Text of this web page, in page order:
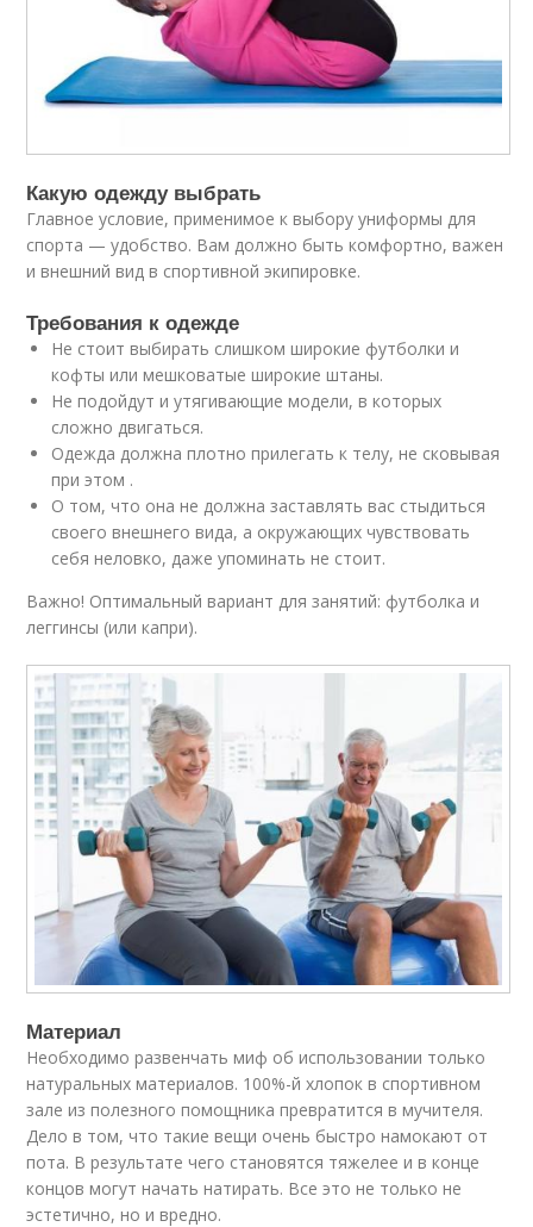
Какую одежду выбрать
Главное условие, применимое к выбору униформы для
спорта — удобство. Вам должно быть комфортно, важен
и внешний вид в спортивной экипировке.
Требования к одежде
Не стоит выбирать слишком широкие футболки и
кофты или мешковатые широкие штаны.
Не подойдут и утягивающие модели, в которых
сложно двигаться.
Одежда должна плотно прилегать к телу, не сковывая
при этом .
О том, что она не должна заставлять вас стыдиться
своего внешнего вида, а окружающих чувствовать
себя неловко, даже упоминать не стоит.
Важно! Оптимальный вариант для занятий: футболка и
леггинсы (или капри).
Материал
Необходимо развенчать миф об использовании только
натуральных материалов. 100%-й хлопок в спортивном
зале из полезного помощника превратится в мучителя.
Дело в том, что такие вещи очень быстро намокают от
пота. В результате чего становятся тяжелее и в конце
концов могут начать натирать. Все это не только не
эстетично, но и вредно.